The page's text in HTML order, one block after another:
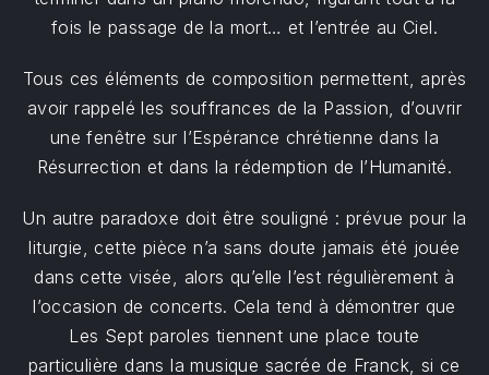
fois le passage de la mort… et l’entrée au Ciel.
Tous ces éléments de composition permettent, après
avoir rappelé les souffrances de la Passion, d’ouvrir
une fenêtre sur l’Espérance chrétienne dans la
Résurrection et dans la rédemption de l’Humanité.
Un autre paradoxe doit être souligné : prévue pour la
liturgie, cette pièce n’a sans doute jamais été jouée
dans cette visée, alors qu’elle l’est régulièrement à
l’occasion de concerts. Cela tend à démontrer que
Les Sept paroles tiennent une place toute
particulière dans la musique sacrée de Franck, si ce